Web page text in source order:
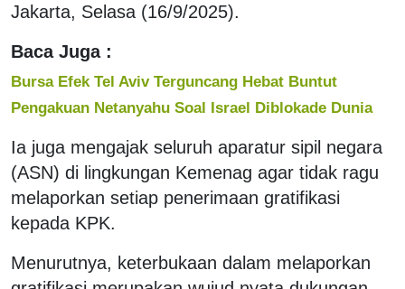
Jakarta, Selasa (16/9/2025).
Baca Juga :
Bursa Efek Tel Aviv Terguncang Hebat Buntut
Pengakuan Netanyahu Soal Israel Diblokade Dunia
Ia juga mengajak seluruh aparatur sipil negara
(ASN) di lingkungan Kemenag agar tidak ragu
melaporkan setiap penerimaan gratifikasi
kepada KPK.
Menurutnya, keterbukaan dalam melaporkan